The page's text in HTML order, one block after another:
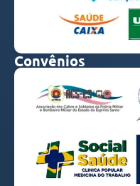
Convênios